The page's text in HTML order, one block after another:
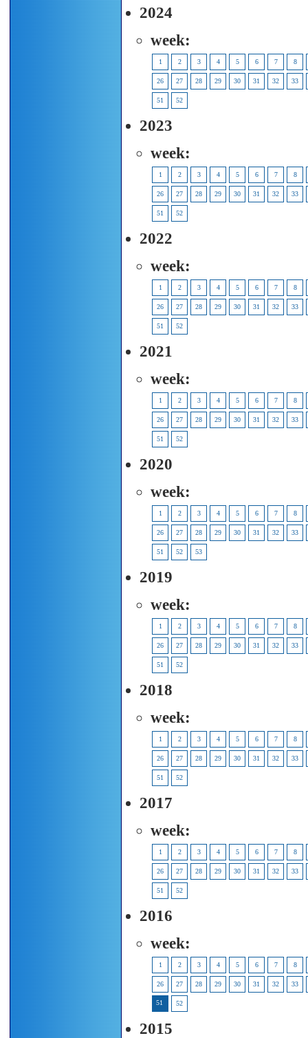
2024
week:
1 2 3 4 5 6 7 8
26 27 28 29 30 31 32 33
51 52
2023
week:
1 2 3 4 5 6 7 8
26 27 28 29 30 31 32 33
51 52
2022
week:
1 2 3 4 5 6 7 8
26 27 28 29 30 31 32 33
51 52
2021
week:
1 2 3 4 5 6 7 8
26 27 28 29 30 31 32 33
51 52
2020
week:
1 2 3 4 5 6 7 8
26 27 28 29 30 31 32 33
51 52 53
2019
week:
1 2 3 4 5 6 7 8
26 27 28 29 30 31 32 33
51 52
2018
week:
1 2 3 4 5 6 7 8
26 27 28 29 30 31 32 33
51 52
2017
week:
1 2 3 4 5 6 7 8
26 27 28 29 30 31 32 33
51 52
2016
week:
1 2 3 4 5 6 7 8
26 27 28 29 30 31 32 33
51 52
2015